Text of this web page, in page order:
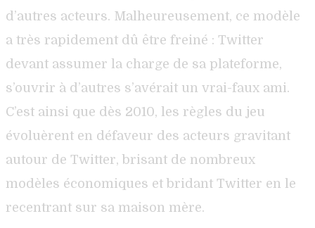
d’autres acteurs. Malheureusement, ce modèle
a très rapidement dû être freiné : Twitter
devant assumer la charge de sa plateforme,
s’ouvrir à d’autres s’avérait un vrai-faux ami.
C’est ainsi que dès 2010, les règles du jeu
évoluèrent en défaveur des acteurs gravitant
autour de Twitter, brisant de nombreux
modèles économiques et bridant Twitter en le
recentrant sur sa maison mère.